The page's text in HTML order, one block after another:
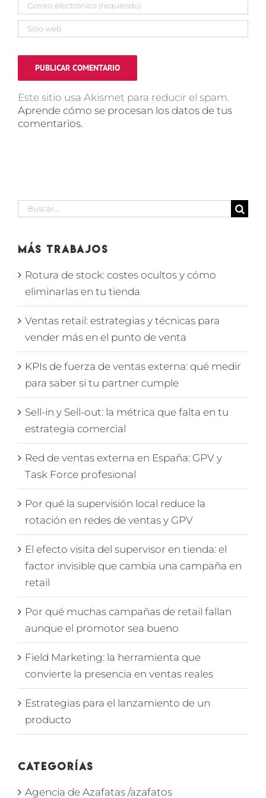
Este sitio usa Akismet para reducir el spam.
Aprende cómo se procesan los datos de tus
comentarios.
Buscar:
Más Trabajos
Rotura de stock: costes ocultos y cómo
eliminarlas en tu tienda
Ventas retail: estrategias y técnicas para
vender más en el punto de venta
KPIs de fuerza de ventas externa: qué medir
para saber si tu partner cumple
Sell-in y Sell-out: la métrica que falta en tu
estrategia comercial
Red de ventas externa en España: GPV y
Task Force profesional
Por qué la supervisión local reduce la
rotación en redes de ventas y GPV
El efecto visita del supervisor en tienda: el
factor invisible que cambia una campaña en
retail
Por qué muchas campañas de retail fallan
aunque el promotor sea bueno
Field Marketing: la herramienta que
convierte la presencia en ventas reales
Estrategias para el lanzamiento de un
producto
Categorías
Agencia de Azafatas /azafatos